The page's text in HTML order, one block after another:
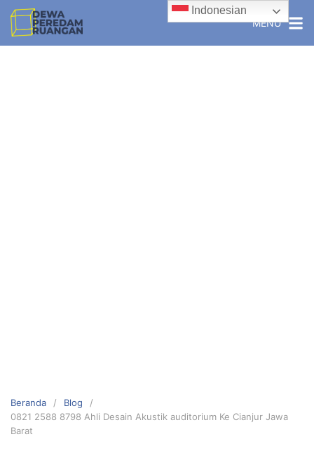
MENU
Beranda
Blog
0821 2588 8798 Ahli Desain Akustik auditorium Ke Cianjur Jawa
Barat
Indonesian